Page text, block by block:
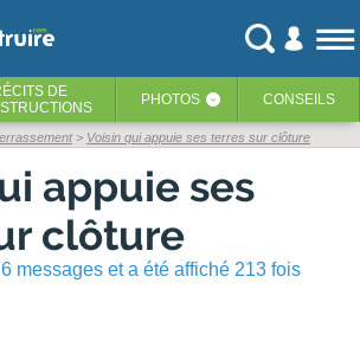
DE
PHOTOS ‹ CONSEILS
Voisin qui appuie ses terres sur clôture
appuie ses
clôture
messages et a été affiché 213 fois